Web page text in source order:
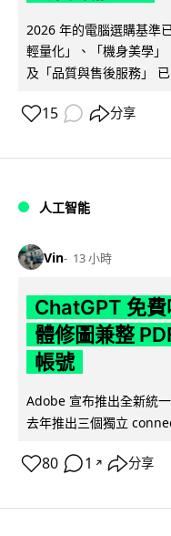
2026 年的電腦選購基準
輕量化」、「機身美學
及「品質與售後服務」
15 分享
人工智能
Vin 13 小時
ChatGPT 免
體修圖兼整
帳號
Adobe 宣布推出全新統
去年推出三個獨立
80 1 ↗ 分享